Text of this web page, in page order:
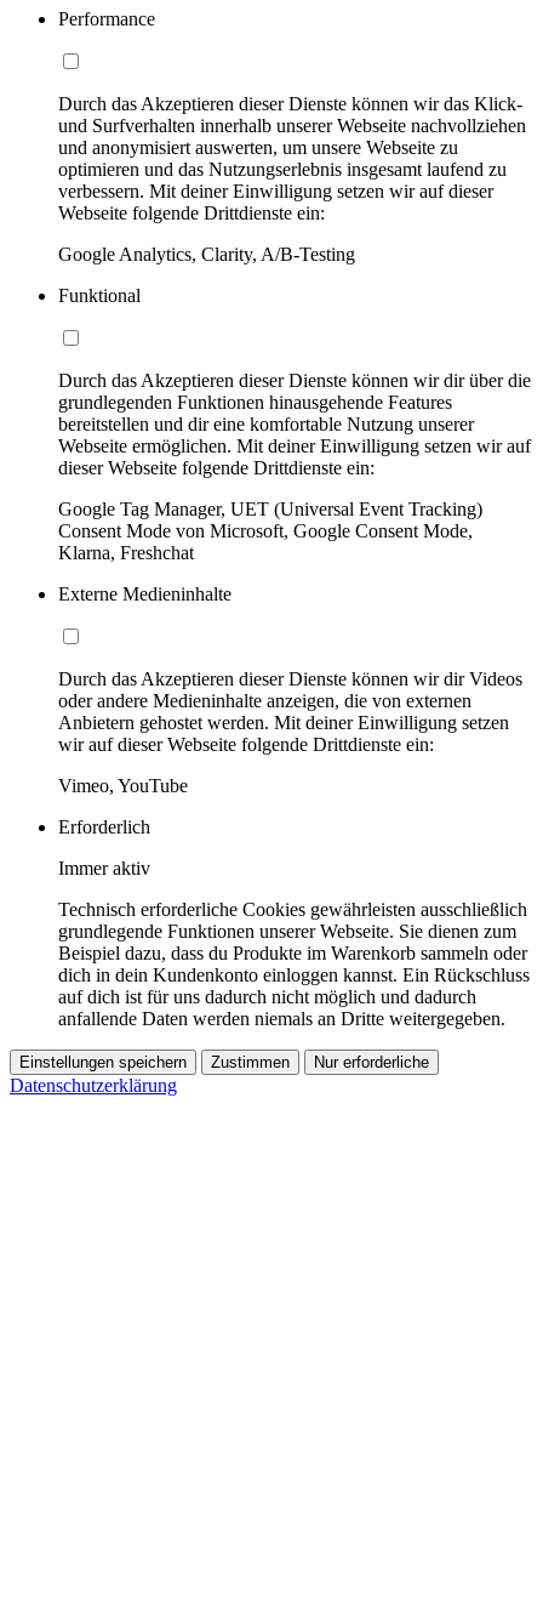
Performance
Durch das Akzeptieren dieser Dienste können wir das Klick-
und Surfverhalten innerhalb unserer Webseite nachvollziehen
und anonymisiert auswerten, um unsere Webseite zu
optimieren und das Nutzungserlebnis insgesamt laufend zu
verbessern. Mit deiner Einwilligung setzen wir auf dieser
Webseite folgende Drittdienste ein:
Google Analytics, Clarity, A/B-Testing
Funktional
Durch das Akzeptieren dieser Dienste können wir dir über die
grundlegenden Funktionen hinausgehende Features
bereitstellen und dir eine komfortable Nutzung unserer
Webseite ermöglichen. Mit deiner Einwilligung setzen wir auf
dieser Webseite folgende Drittdienste ein:
Google Tag Manager, UET (Universal Event Tracking)
Consent Mode von Microsoft, Google Consent Mode,
Klarna, Freshchat
Externe Medieninhalte
Durch das Akzeptieren dieser Dienste können wir dir Videos
oder andere Medieninhalte anzeigen, die von externen
Anbietern gehostet werden. Mit deiner Einwilligung setzen
wir auf dieser Webseite folgende Drittdienste ein:
Vimeo, YouTube
Erforderlich
Immer aktiv
Technisch erforderliche Cookies gewährleisten ausschließlich
grundlegende Funktionen unserer Webseite. Sie dienen zum
Beispiel dazu, dass du Produkte im Warenkorb sammeln oder
dich in dein Kundenkonto einloggen kannst. Ein Rückschluss
auf dich ist für uns dadurch nicht möglich und dadurch
anfallende Daten werden niemals an Dritte weitergegeben.
Einstellungen speichern Zustimmen Nur erforderliche
Datenschutzerklärung